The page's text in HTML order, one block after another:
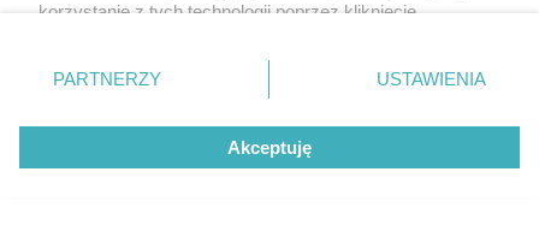
korzystanie z tych technologii poprzez kliknięcie
zmienić/wycofać klikając przycisk ustawień prywatności
znajdujący się w lewym dolnym rogu strony
rodzaje przetwarzania danych nie wymagają zgody
użytkownika, ale masz prawo sprzeciwić się takiemu
przetwarzaniu. Preferencje będą miały zastosowanie tylko
PARTNERZY USTAWIENIA
Akceptuję